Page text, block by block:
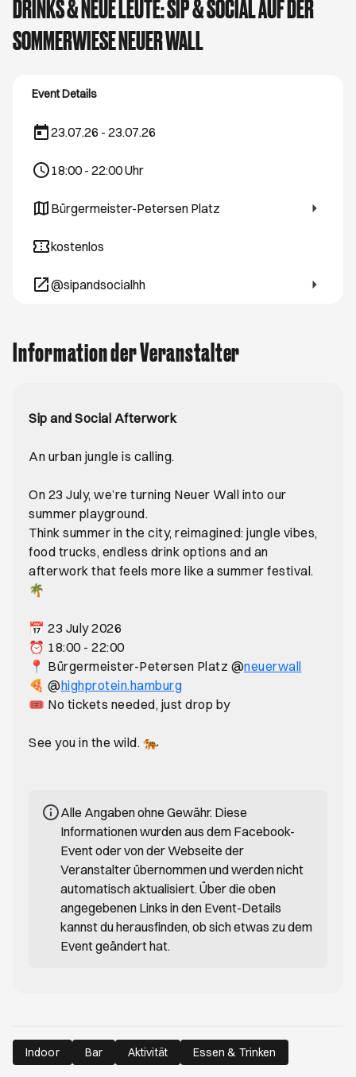
DRINKS & NEUE LEUTE: SIP & SOCIAL AUF DER
SOMMERWIESE NEUER WALL
Event Details
23.07.26 - 23.07.26
18:00 - 22:00Uhr
Bürgermeister-Petersen Platz
Öffnet ein neues Browser-Tab
kostenlos
@sipandsocialhh
Öffnet ein neues Browser-Tab
Information der Veranstalter
Sip and Social Afterwork
An urban jungle is calling.
On 23 July, we’re turning Neuer Wall into our
summer playground.
Think summer in the city, reimagined: jungle vibes,
food trucks, endless drink options and an
afterwork that feels more like a summer festival.
🌴
📅 23 July 2026
⏰ 18:00 - 22:00
📍 Bürgermeister-Petersen Platz @neuerwallÖffnet
🍕 @highprotein.hamburgÖffnet ein neues Browser-Tab
🎟️ No tickets needed, just drop by
See you in the wild. 🐅
Alle Angaben ohne Gewähr. Diese
Informationen wurden aus dem Facebook-
Event oder von der Webseite der
Veranstalter übernommen und werden nicht
automatisch aktualisiert. Über die oben
angegebenen Links in den Event-Details
kannst du herausfinden, ob sich etwas zu dem
Event geändert hat.
Indoor Bar Aktivität Essen & Trinken